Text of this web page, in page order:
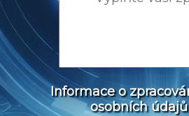
Informace o
osobních údajů